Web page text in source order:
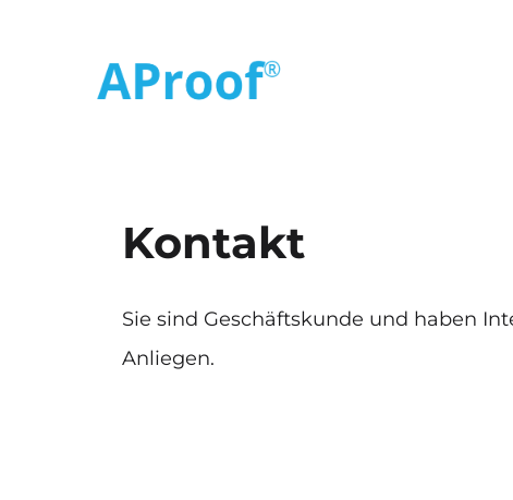
Kontakt
Sie sind Geschäftskunde und haben
Anliegen.